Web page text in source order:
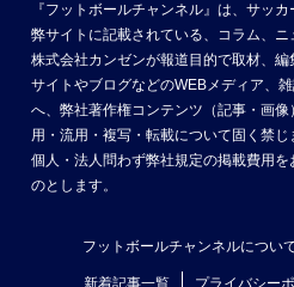
『フットボールチャンネル』は、サッ
弊サイトに記載されている、コラム、ニ
株式会社カンゼンが報道目的で取材、
サイトやブログなどのWEBメディア、
へ、弊社著作権コンテンツ（記事・画像
用・流用・複写・転載について固く禁じ
個人・法人問わず弊社規定の掲載費用
のとします。
フットボールチャンネルについ